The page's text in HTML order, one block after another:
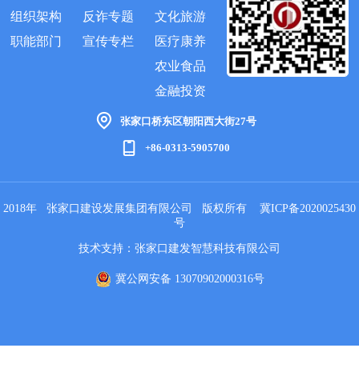
组织架构
职能部门
反诈专题
宣传专栏
文化旅游
医疗康养
农业食品
金融投资
张家口桥东区朝阳西大街27号
+86-0313-5905700
2018年 张家口建设发展集团有限公司 版权所有 冀ICP备2020025430
号
技术支持：张家口建发智慧科技有限公司
冀公网安备 13070902000316号